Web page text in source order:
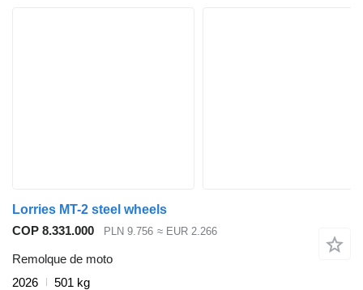
Lorries MT-2 steel wheels
COP 8.331.000
PLN 9.756 ≈ EUR 2.266
Remolque de moto
2026
501 kg